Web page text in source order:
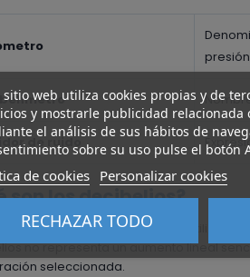
de ruido
son los decibelios?
es una unidad logarítmica
no representa un aumento lineal
seleccionada.
sitio web utiliza cookies propias y de
y mostrarle publicidad relacionada
el análisis de sus hábitos de
sobre su uso pulse el botón
de cookies Personalizar cookies
RECHAZAR TODO